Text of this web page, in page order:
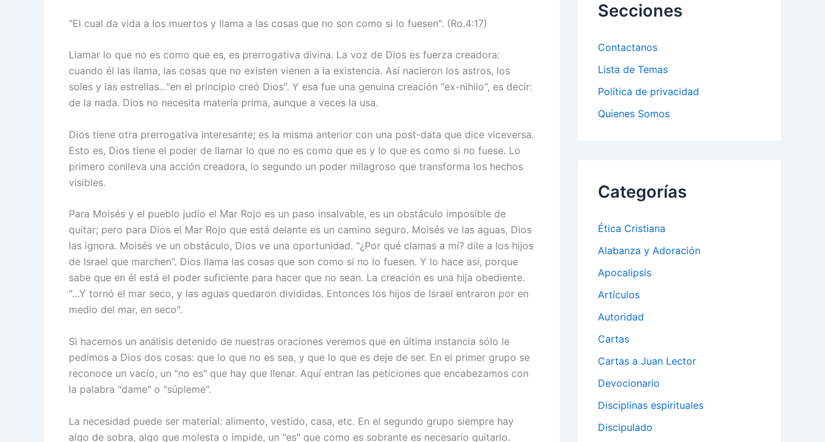
"El cual da vida a los muertos y llama a las cosas que no son como si lo fuesen". (Ro.4:17)
Llamar lo que no es como que es, es prerrogativa divina. La voz de Dios es fuerza creadora:
cuando él las llama, las cosas que no existen vienen a la existencia. Así nacieron los astros, los
soles y las estrellas…"en el principio creó Dios". Y esa fue una genuina creación "ex-nihilo", es decir:
de la nada. Dios no necesita materia prima, aunque a veces la usa.
Dios tiene otra prerrogativa interesante; es la misma anterior con una post-data que dice viceversa.
Esto es, Dios tiene el poder de llamar lo que no es como que es y lo que es como si no fuese. Lo
primero conlleva una acción creadora, lo segundo un poder milagroso que transforma los hechos
visibles.
Para Moisés y el pueblo judío el Mar Rojo es un paso insalvable, es un obstáculo imposible de
quitar; pero para Dios el Mar Rojo que está delante es un camino seguro. Moisés ve las aguas, Dios
las ignora. Moisés ve un obstáculo, Dios ve una oportunidad. "¿Por qué clamas a mí? dile a los hijos
de Israel que marchen". Dios llama las cosas que son como si no lo fuesen. Y lo hace así, porque
sabe que en él está el poder suficiente para hacer que no sean. La creación es una hija obediente.
"…Y tornó el mar seco, y las aguas quedaron divididas. Entonces los hijos de Israel entraron por en
medio del mar, en seco".
Si hacemos un análisis detenido de nuestras oraciones veremos que en última instancia sólo le
pedimos a Dios dos cosas: que lo que no es sea, y que lo que es deje de ser. En el primer grupo se
reconoce un vacío, un "no es" que hay que llenar. Aquí entran las peticiones que encabezamos con
la palabra "dame" o "súpleme".
La necesidad puede ser material: alimento, vestido, casa, etc. En el segundo grupo siempre hay
algo de sobra, algo que molesta o impide, un "es" que como es sobrante es necesario quitarlo.
o
rSecciones
Contactanos
Lista de Temas
Política de privacidad
Quienes Somos
Categorías
Ética Cristiana
Alabanza y Adoración
Apocalipsis
Artículos
Autoridad
Cartas
Cartas a Juan Lector
Devocionario
Disciplinas espirituales
Discipulado